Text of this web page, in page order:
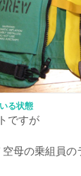
る状態
ですが
母の乗組員の